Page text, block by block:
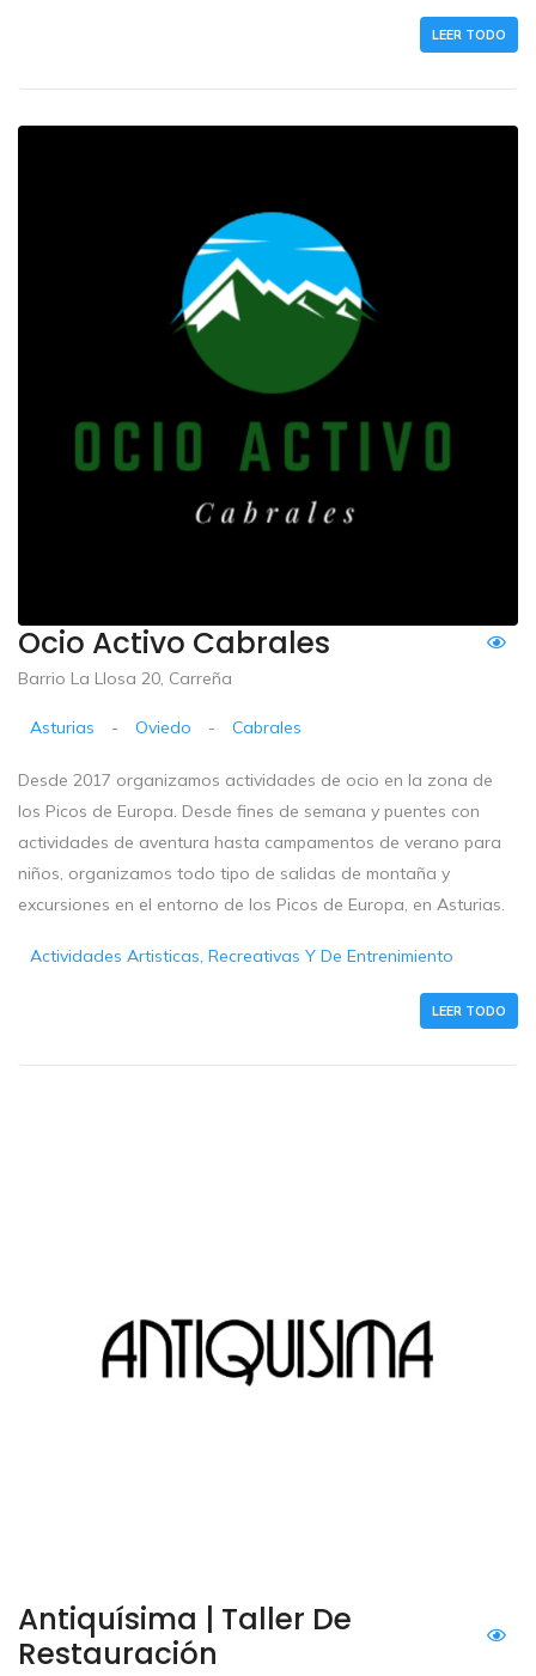
LEER TODO
Ocio Activo Cabrales
Barrio La Llosa 20, Carreña
Asturias - Oviedo - Cabrales
Desde 2017 organizamos actividades de ocio en la zona de
los Picos de Europa. Desde fines de semana y puentes con
actividades de aventura hasta campamentos de verano para
niños, organizamos todo tipo de salidas de montaña y
excursiones en el entorno de los Picos de Europa, en Asturias.
Actividades Artisticas, Recreativas Y De Entrenimiento
LEER TODO
Antiquísima | Taller De
Restauración